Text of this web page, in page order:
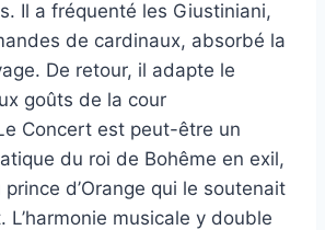
Il a fréquenté les Giustiniani,
de cardinaux, absorbé la
De retour, il adapte le
goûts de la cour
Concert est peut-être un
du roi de Bohême en exil,
prince d’Orange qui le soutenait
L’harmonie musicale y double